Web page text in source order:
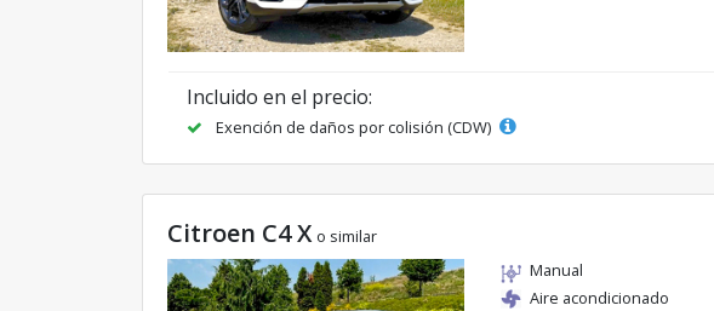
Incluido en el precio:
Exención de daños por colisión (CDW)
Citroen C4 X o similar
Manual
Aire acondicionado